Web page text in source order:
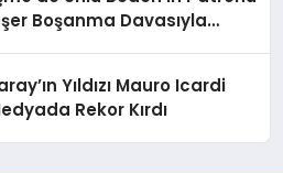
Boşanma Davasıyla
Yıldızı Mauro Icardi
Rekor Kırdı